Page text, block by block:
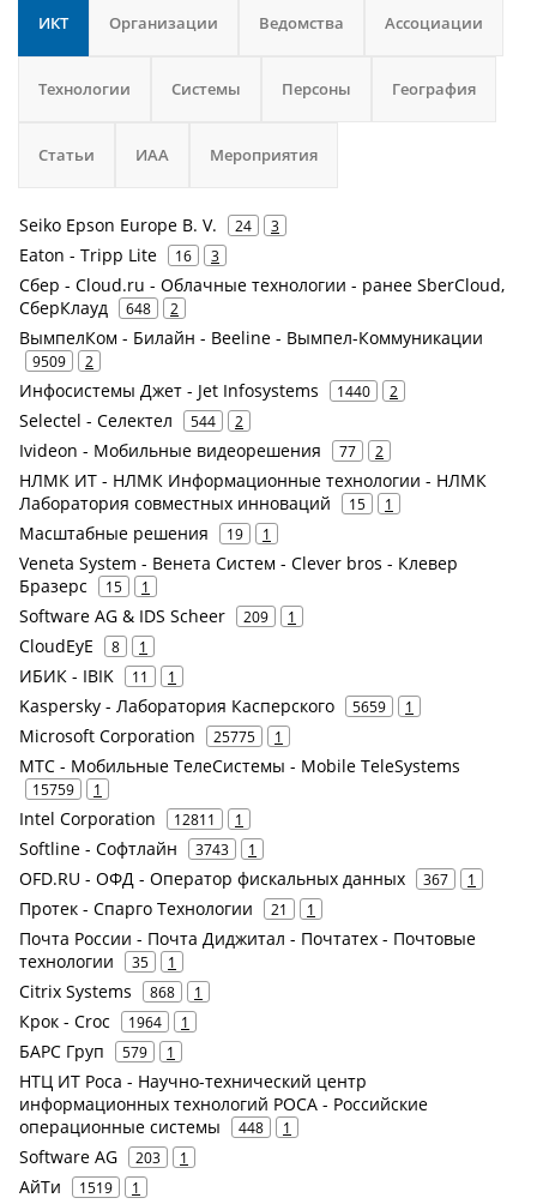
ИКТ Организации Ведомства Ассоциации
Технологии Системы Персоны География
Статьи ИАА Мероприятия
Seiko Epson Europe B. V. 24 3
Eaton - Tripp Lite 16 3
Сбер - Cloud.ru - Облачные технологии - ранее SberCloud,
СберКлауд
648 2
ВымпелКом - Билайн - Beeline - Вымпел-Коммуникации
9509 2
Инфосистемы Джет - Jet Infosystems 1440 2
Selectel - Селектел 544 2
Ivideon - Мобильные видеорешения 77 2
НЛМК ИТ - НЛМК Информационные технологии - НЛМК
Лаборатория совместных инноваций
15 1
Масштабные решения 19 1
Veneta System - Венета Систем - Clever bros - Клевер
Бразерс
15 1
Software AG & IDS Scheer 209 1
CloudEyE 8 1
ИБИК - IBIK 11 1
Kaspersky - Лаборатория Касперского 5659 1
Microsoft Corporation 25775 1
МТС - Мобильные ТелеСистемы - Mobile TeleSystems
15759 1
Intel Corporation 12811 1
Softline - Софтлайн 3743 1
OFD.RU - ОФД - Оператор фискальных данных 367 1
Протек - Спарго Технологии 21 1
Почта России - Почта Диджитал - Почтатех - Почтовые
технологии
35 1
Citrix Systems 868 1
Крок - Croc 1964 1
БАРС Груп 579 1
НТЦ ИТ Роса - Научно-технический центр
информационных технологий РОСА - Российские
операционные системы
448 1
Software AG 203 1
АйТи 1519 1